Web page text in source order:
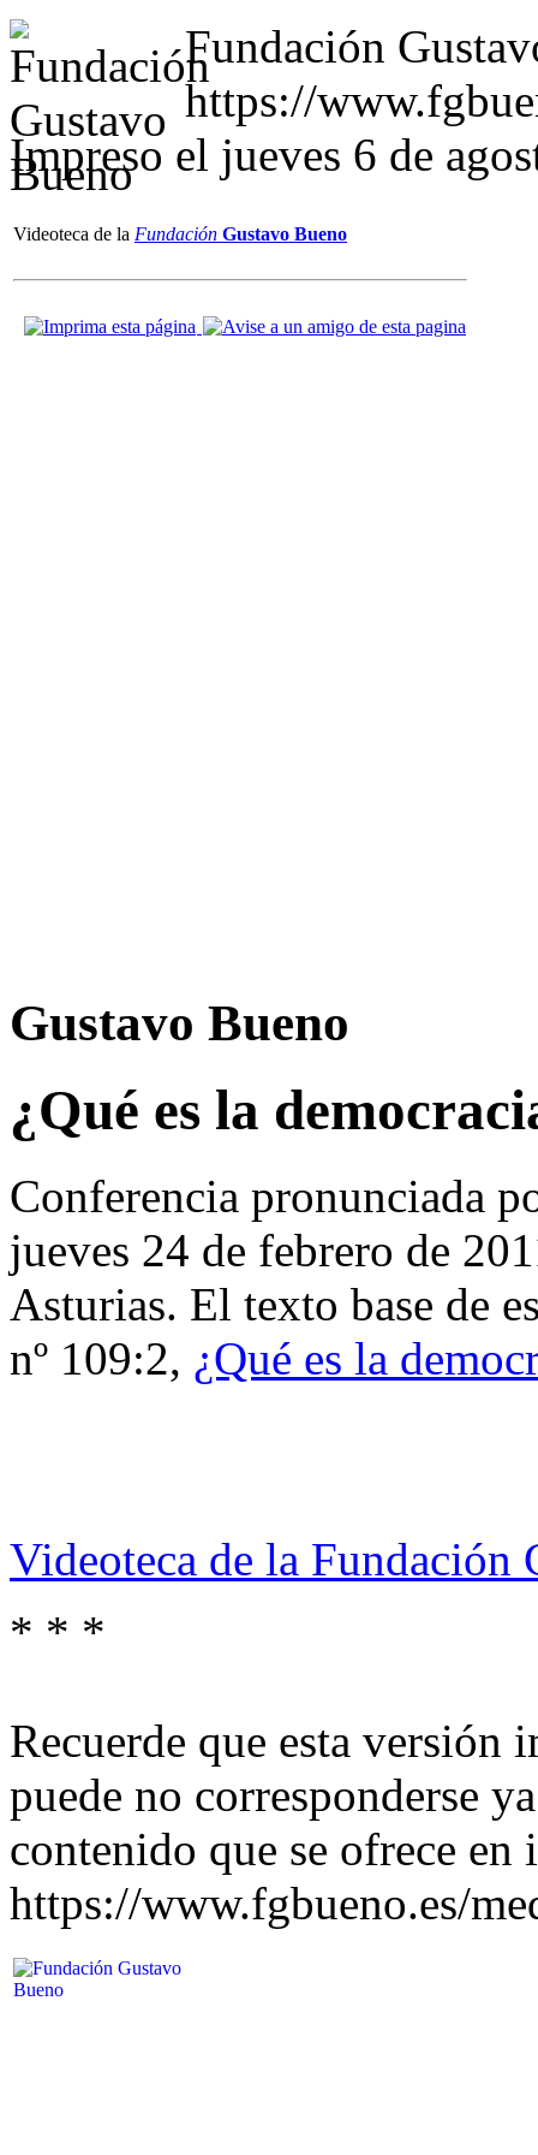
Fundación
https://
Impreso el jueves 6 de
Videoteca de la Fundación Gustavo Bueno
Gustavo Bueno
¿Qué es la
Conferencia pronunciada
jueves 24 de febrero de
Asturias. El texto base de
nº 109:2, ¿Qué es la
Videoteca de la Fundación
* * *
Recuerde que esta versión
puede no corresponderse
contenido que se ofrece en
https://www.fgbueno.es/